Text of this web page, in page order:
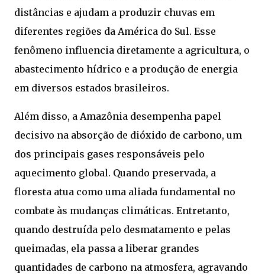
distâncias e ajudam a produzir chuvas em
diferentes regiões da América do Sul. Esse
fenômeno influencia diretamente a agricultura, o
abastecimento hídrico e a produção de energia
em diversos estados brasileiros.
Além disso, a Amazônia desempenha papel
decisivo na absorção de dióxido de carbono, um
dos principais gases responsáveis pelo
aquecimento global. Quando preservada, a
floresta atua como uma aliada fundamental no
combate às mudanças climáticas. Entretanto,
quando destruída pelo desmatamento e pelas
queimadas, ela passa a liberar grandes
quantidades de carbono na atmosfera, agravando